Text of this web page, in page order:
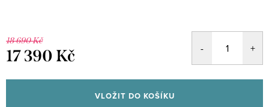
18 690 Kč
17 390 Kč
cena:
VLOŽIT DO KOŠÍKU